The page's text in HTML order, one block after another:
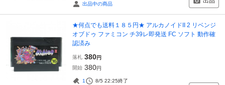
出品中の商品
★何点でも送料１８５円★ アルカノイドII 2 リベンジ
オブドゥ ファミコン チ39レ即発送 FC ソフト 動作確
認済み
落札 380円
開始 380円
1 8/5 22:25終了